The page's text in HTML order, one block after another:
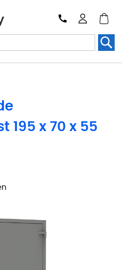
195 x 70 x 55